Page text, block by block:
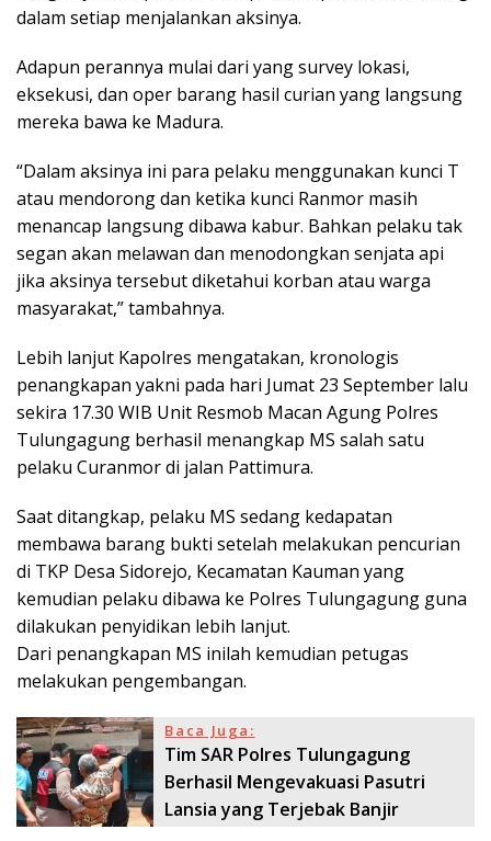
dalam setiap menjalankan aksinya.
Adapun perannya mulai dari yang survey lokasi,
eksekusi, dan oper barang hasil curian yang langsung
mereka bawa ke Madura.
“Dalam aksinya ini para pelaku menggunakan kunci T
atau mendorong dan ketika kunci Ranmor masih
menancap langsung dibawa kabur. Bahkan pelaku tak
segan akan melawan dan menodongkan senjata api
jika aksinya tersebut diketahui korban atau warga
masyarakat,” tambahnya.
Lebih lanjut Kapolres mengatakan, kronologis
penangkapan yakni pada hari Jumat 23 September lalu
sekira 17.30 WIB Unit Resmob Macan Agung Polres
Tulungagung berhasil menangkap MS salah satu
pelaku Curanmor di jalan Pattimura.
Saat ditangkap, pelaku MS sedang kedapatan
membawa barang bukti setelah melakukan pencurian
di TKP Desa Sidorejo, Kecamatan Kauman yang
kemudian pelaku dibawa ke Polres Tulungagung guna
dilakukan penyidikan lebih lanjut.
Dari penangkapan MS inilah kemudian petugas
melakukan pengembangan.
Baca Juga:
Tim SAR Polres Tulungagung
Berhasil Mengevakuasi Pasutri
Lansia yang Terjebak Banjir